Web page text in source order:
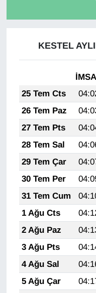
KESTEL
25 Tem Cts
26 Tem Paz
27 Tem Pts
28 Tem Sal
29 Tem Çar
30 Tem Per
31 Tem Cum
1 Ağu Cts
2 Ağu Paz
3 Ağu Pts
4 Ağu Sal
5 Ağu Çar
Kültür & Sanat
KURDÎ
MEDYA
ONE EKONOMİ
POLİTİKA
Resmi İlanlar
RÖPORTAJ
SAĞLIK
Seri İlan
Sinema - TV